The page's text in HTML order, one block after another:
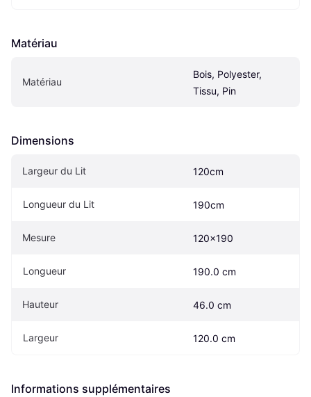
Matériau
Matériau
Bois, Polyester,
Tissu, Pin
Dimensions
Largeur du Lit 120cm
Longueur du Lit 190cm
Mesure 120x190
Longueur 190.0 cm
Hauteur 46.0 cm
Largeur 120.0 cm
Informations supplémentaires